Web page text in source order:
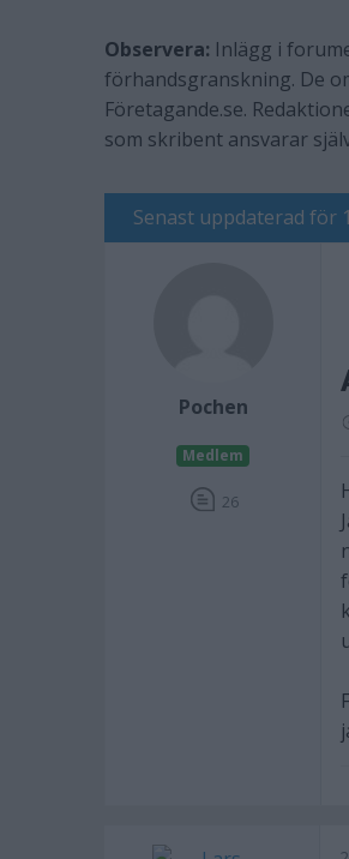
Observera: Inlägg i
förhandsgranskning. De
Företagande.se.
som skribent ansvarar
Senast uppdaterad för
Pochen
Medlem
26